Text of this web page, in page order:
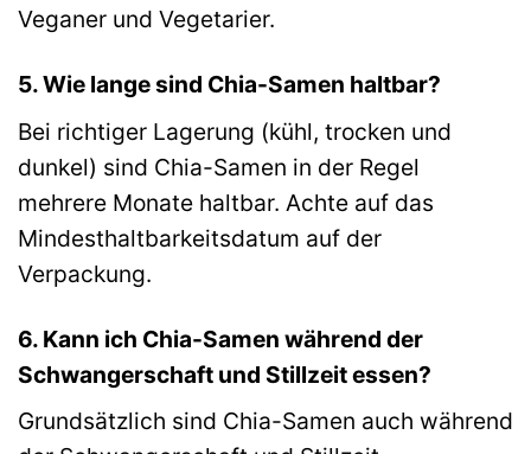
Veganer und Vegetarier.
5. Wie lange sind Chia-Samen haltbar?
Bei richtiger Lagerung (kühl, trocken und
dunkel) sind Chia-Samen in der Regel
mehrere Monate haltbar. Achte auf das
Mindesthaltbarkeitsdatum auf der
Verpackung.
6. Kann ich Chia-Samen während der
Schwangerschaft und Stillzeit essen?
Grundsätzlich sind Chia-Samen auch während